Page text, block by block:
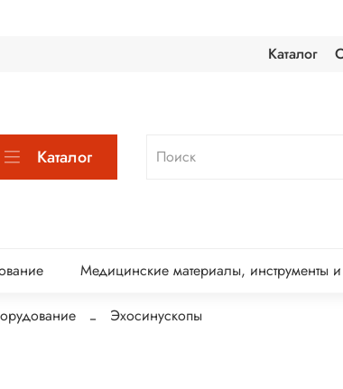
Каталог
Каталог
Медицинские материалы, инструменты
Эхосинускопы